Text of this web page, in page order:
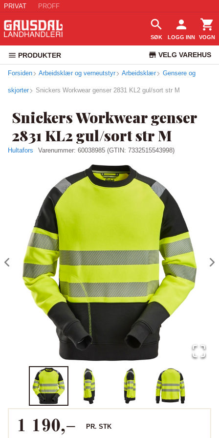
PRIVAT PROFF
SØK LOGG INN VOGN
PRODUKTER VELG VAREHUS
KUNDESERVICE
Forsiden Arbeidsklær og verneutstyr Arbeidsklær Gensere og
skjorter Snickers Workwear genser 2831 KL2 gul/sort str M
Snickers Workwear genser
2831 KL2 gul/sort str M
Hultafors Varenummer: 60038985 (GTIN: 7332515543998)
1 190,– PR. STK